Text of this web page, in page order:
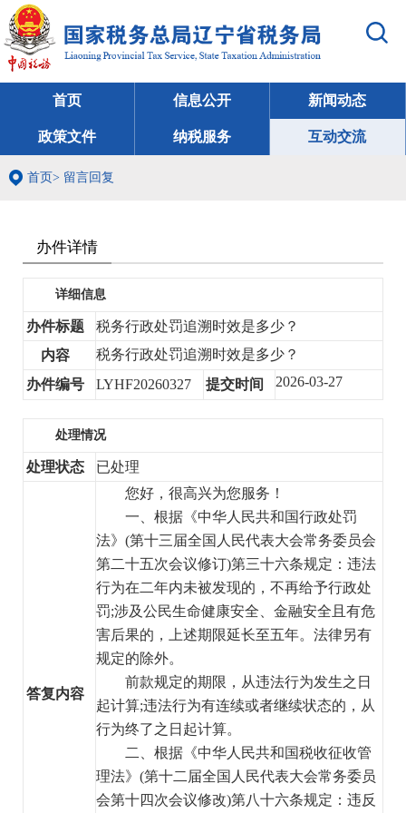
首页 信息公开 新闻动态
政策文件 纳税服务 互动交流
首页> 留言回复
办件详情
详细信息
办件标题
税务行政处罚追溯时效是多少？
内容
税务行政处罚追溯时效是多少？
办件编号
LYHF20260327 提交时间 2026-03-27
处理情况
处理状态 已处理
答复内容
您好，很高兴为您服务！
一、根据《中华人民共和国行政处罚
法》(第十三届全国人民代表大会常务委员会
第二十五次会议修订)第三十六条规定：违法
行为在二年内未被发现的，不再给予行政处
罚;涉及公民生命健康安全、金融安全且有危
害后果的，上述期限延长至五年。法律另有
规定的除外。
前款规定的期限，从违法行为发生之日
起计算;违法行为有连续或者继续状态的，从
行为终了之日起计算。
二、根据《中华人民共和国税收征收管
理法》(第十二届全国人民代表大会常务委员
会第十四次会议修改)第八十六条规定：违反